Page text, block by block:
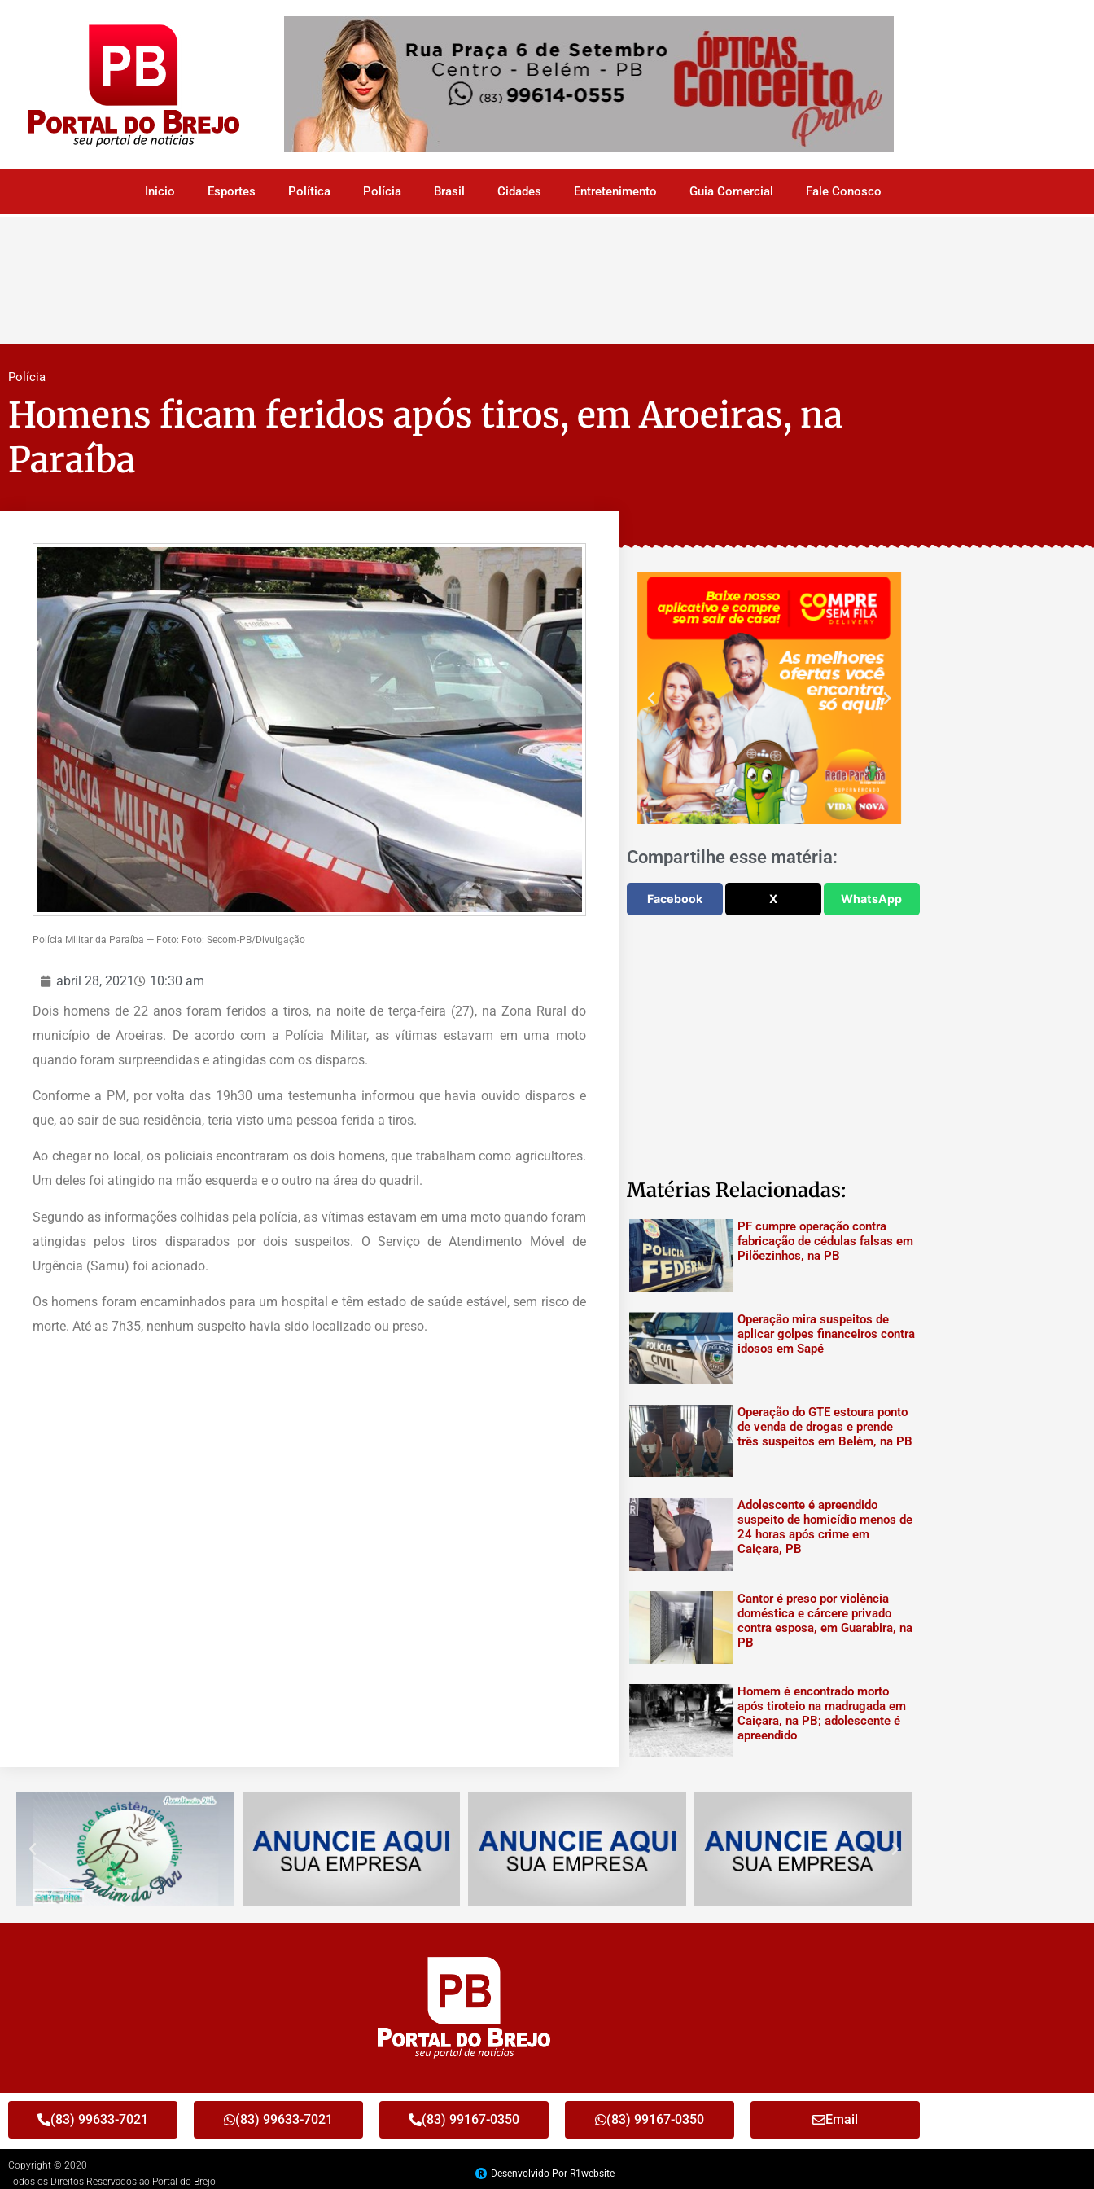
Inicio Esportes Política Polícia Brasil Cidades Entretenimento Guia Comercial Fale Conosco
Polícia
Homens ficam feridos após tiros, em Aroeiras, na
Paraíba
Polícia Militar da Paraíba — Foto: Foto: Secom-PB/Divulgação
abril 28, 2021
10:30 am
Dois homens de 22 anos foram feridos a tiros, na noite de terça-feira (27), na Zona Rural do
município de Aroeiras. De acordo com a Polícia Militar, as vítimas estavam em uma moto
quando foram surpreendidas e atingidas com os disparos.
Conforme a PM, por volta das 19h30 uma testemunha informou que havia ouvido disparos e
que, ao sair de sua residência, teria visto uma pessoa ferida a tiros.
Ao chegar no local, os policiais encontraram os dois homens, que trabalham como agricultores.
Um deles foi atingido na mão esquerda e o outro na área do quadril.
Segundo as informações colhidas pela polícia, as vítimas estavam em uma moto quando foram
atingidas pelos tiros disparados por dois suspeitos. O Serviço de Atendimento Móvel de
Urgência (Samu) foi acionado.
Os homens foram encaminhados para um hospital e têm estado de saúde estável, sem risco de
morte. Até as 7h35, nenhum suspeito havia sido localizado ou preso.
Compartilhe esse matéria:
Facebook X WhatsApp
Matérias Relacionadas:
PF cumpre operação contra
fabricação de cédulas falsas em
Pilõezinhos, na PB
Operação mira suspeitos de
aplicar golpes financeiros contra
idosos em Sapé
Operação do GTE estoura ponto
de venda de drogas e prende
três suspeitos em Belém, na PB
Adolescente é apreendido
suspeito de homicídio menos de
24 horas após crime em
Caiçara, PB
Cantor é preso por violência
doméstica e cárcere privado
contra esposa, em Guarabira, na
PB
Homem é encontrado morto
após tiroteio na madrugada em
Caiçara, na PB; adolescente é
apreendido
(83) 99633-7021 (83) 99633-7021 (83) 99167-0350 (83) 99167-0350 Email
Copyright © 2020
Todos os Direitos Reservados ao Portal do Brejo
Desenvolvido Por R1website